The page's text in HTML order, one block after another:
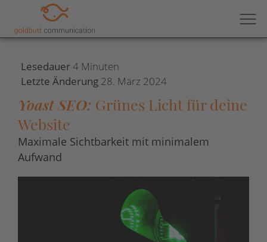
Lesedauer4 Minuten
Letzte Änderung 28. März 2024
Yoast SEO: Grünes Licht für deine
Website
Maximale Sichtbarkeit mit minimalem
Aufwand